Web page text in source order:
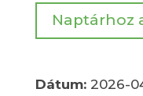
Naptárhoz
Dátum: 2026-